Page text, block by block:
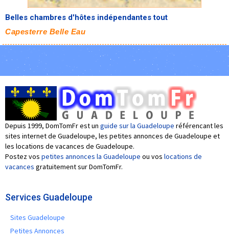
Belles chambres d'hôtes indépendantes tout
Capesterre Belle Eau
Depuis 1999, DomTomFr est un guide sur la Guadeloupe référencant les
sites internet de Guadeloupe, les petites annonces de Guadeloupe et
les locations de vacances de Guadeloupe.
Postez vos petites annonces la Guadeloupe ou vos locations de
vacances gratuitement sur DomTomFr.
Services Guadeloupe
Sites Guadeloupe
Petites Annonces